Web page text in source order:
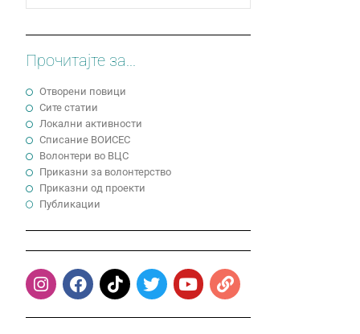
Прочитајте за...
Отворени повици
Сите статии
Локални активности
Cписание ВОИСЕС
Волонтери во ВЦС
Приказни за волонтерство
Приказни од проекти
Публикации